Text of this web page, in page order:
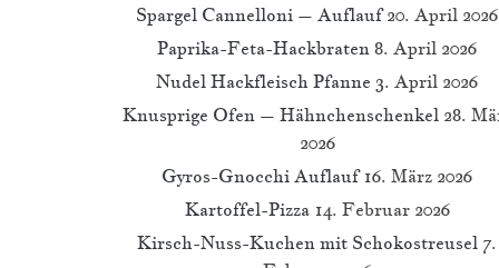
Spargel Cannelloni – Auflauf 20. April 2026
Paprika-Feta-Hackbraten 8. April 2026
Nudel Hackfleisch Pfanne 3. April 2026
Knusprige Ofen – Hähnchenschenkel 28.
2026
Gyros-Gnocchi Auflauf 16. März 2026
Kartoffel-Pizza 14. Februar 2026
Kirsch-Nuss-Kuchen mit Schokostreusel 7.